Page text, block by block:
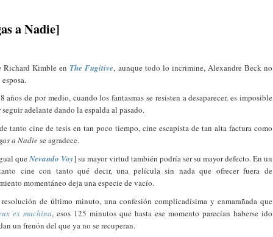
a Nadie]
Richard Kimble en The Fugitive, aunque todo lo incrimine, Alexandre Beck no
años de por medio, cuando los fantasmas se resisten a desaparecer, es imposible
seguir adelante dando la espalda al pasado.
tanto cine de tesis en tan poco tiempo, cine escapista de tan alta factura como
a Nadiese agradece.
queNevando Voy] su mayor virtud también podría ser su mayor defecto. En un
cine con tanto qué decir, una película sin nada que ofrecer fuera de
momentáneo deja una especie de vacío.
de último minuto, una confesión complicadísima y enmarañada que
ex machina, esos 125 minutos que hasta ese momento parecían haberse ido
un frenón del que ya no se recuperan.